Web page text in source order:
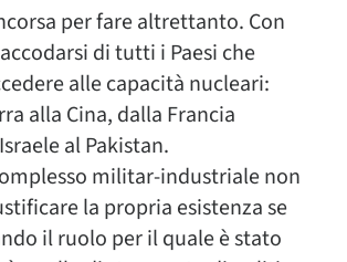
per fare altrettanto. Con
di tutti i Paesi che
alle capacità nucleari:
alla Cina, dalla Francia
al Pakistan.
militar-industriale non
la propria esistenza se
il ruolo per il quale è stato